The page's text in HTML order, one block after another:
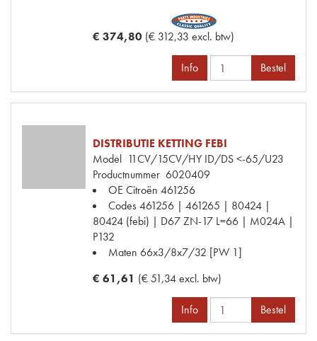
€ 374,80 (€ 312,33 excl. btw)
Info Bestel
DISTRIBUTIE KETTING FEBI
Model 11CV/15CV/HY ID/DS <-65/U23
Productnummer 6020409
OE Citroën 461256
Codes461256 | 461265 | 80424 |
80424 (febi) | D67 ZN-17 L=66 | M024A |
P132
Maten 66x3/8x7/32 [PW 1]
€ 61,61 (€ 51,34 excl. btw)
Info Bestel